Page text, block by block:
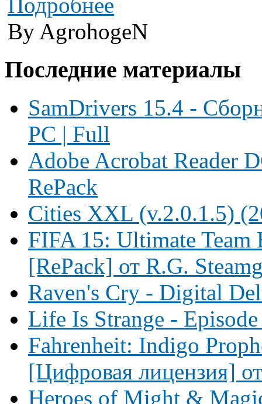
Подробнее
By AgrohogeN
Последние материалы
SamDrivers 15.4 -
PC | Full
Adobe Acrobat Reader
RePack
Cities XXL (v.2.0.1.5)
FIFA 15: Ultimate
[RePack] от R.G.
Raven's Cry - Digital
Life Is Strange -
Fahrenheit: Indigo
[Цифровая лицензия]
Heroes of Might &